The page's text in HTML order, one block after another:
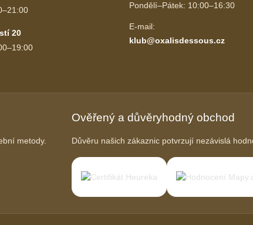
20
Pondělí–Pátek: 10:00–16:30
E-mail:
klub@oxalisdessous.cz
metody.
Ověřený a důvěryhodný obchod
Důvěru našich zákaznic potvrzují nezávislá